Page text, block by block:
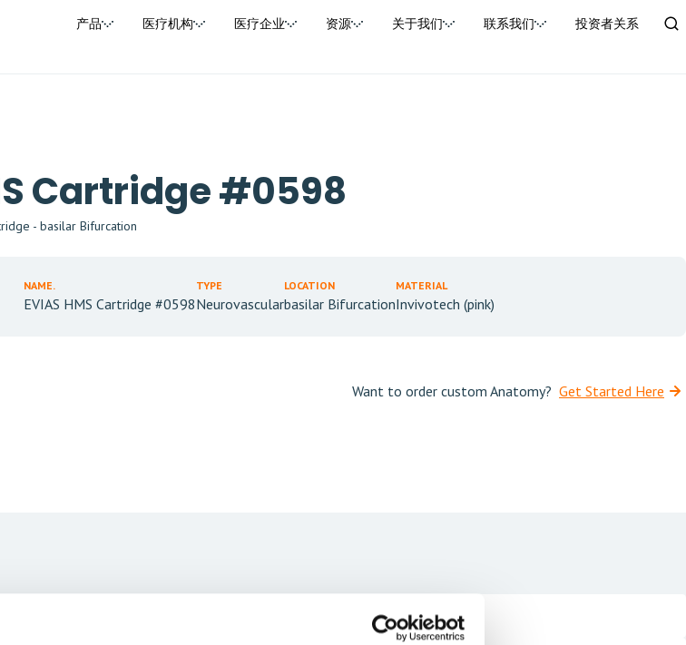
产品 医疗机构 医疗企业 资源 关于我们 联系我们 投资者关系
Cartridge #0598
- basilar Bifurcation
NAME.
EVIAS HMS Cartridge #0598
TYPE
Neurovascular
LOCATION
basilar Bifurcation
MATERIAL
Invivotech (pink)
Want to order custom Anatomy? Get Started Here